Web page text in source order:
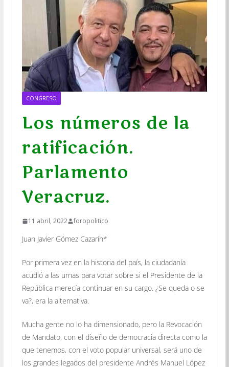
CONGRESO
Los números de la
ratificación.
Parlamento
Veracruz.
11 abril, 2022 foropolitico
Juan Javier Gómez Cazarín*
Por primera vez en la historia del país, la ciudadanía
acudió a las urnas para votar sobre si el Presidente de la
República merecía continuar en su cargo. ¿Se queda o se
va?, era la alternativa.
Mucha gente no lo ha dimensionado, pero la Revocación
de Mandato, con el diseño de democracia directa como la
que tenemos, con el voto popular universal, será uno de
los grandes legados del presidente Andrés Manuel López